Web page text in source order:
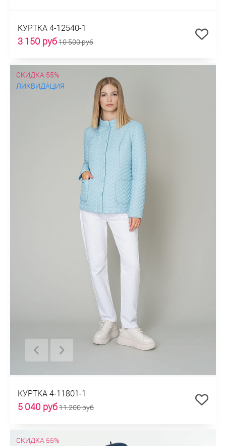
КУРТКА 4-12540-1
3 150 руб10 500 руб
СКИДКА 55%
ЛИКВИДАЦИЯ
КУРТКА 4-11801-1
5 040 руб11 200 руб
СКИДКА 55%